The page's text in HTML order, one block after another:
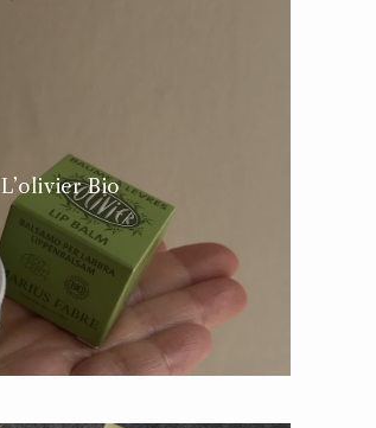
L’olivier Bio